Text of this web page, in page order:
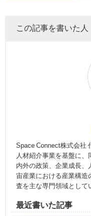
この記事を書いた人
Space Connect株式会社
人材紹介事業を基盤に
内外の政策、企業成長、
宙産業における産業構造
査を主な専門領域として
最近書いた記事